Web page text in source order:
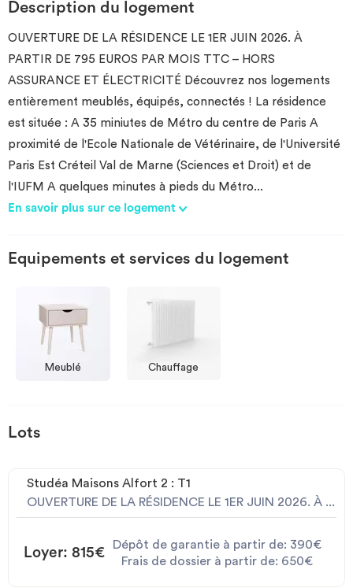
Description du logement
OUVERTURE DE LA RÉSIDENCE LE 1ER JUIN 2026. À
PARTIR DE 795 EUROS PAR MOIS TTC – HORS
ASSURANCE ET ÉLECTRICITÉ Découvrez nos logements
entièrement meublés, équipés, connectés ! La résidence
est située : A 35 miniutes de Métro du centre de Paris A
proximité de l'Ecole Nationale de Vétérinaire, de l'Université
Paris Est Créteil Val de Marne (Sciences et Droit) et de
l'IUFM A quelques minutes à pieds du Métro...
En savoir plus sur ce logement
Equipements et services du logement
Meublé Chauffage
Lots
Studéa Maisons Alfort 2 : T1
OUVERTURE DE LA RÉSIDENCE LE 1ER JUIN 2026. À ...
Loyer: 815€
Dépôt de garantie à partir de: 390€
Frais de dossier à partir de: 650€